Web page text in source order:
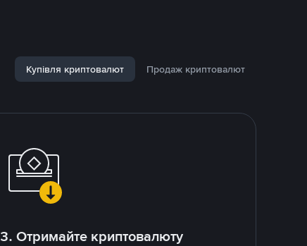
Купівля криптовалют Продаж криптовалют
3. Отримайте криптовалюту